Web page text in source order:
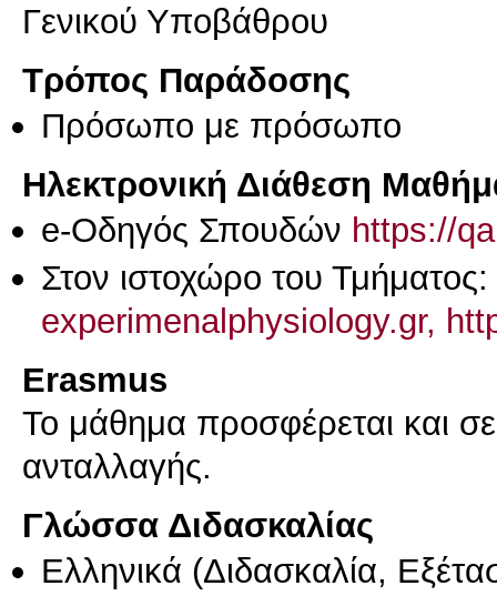
Γενικού Υποβάθρου
Τρόπος Παράδοσης
Πρόσωπο με πρόσωπο
Ηλεκτρονική Διάθεση
e-Οδηγός Σπουδών https://
Στον ιστοχώρο του Τμήματος:
experimenalphysiology.gr,
Erasmus
Το μάθημα προσφέρεται και
ανταλλαγής.
Γλώσσα Διδασκαλίας
Ελληνικά (Διδασκαλία,